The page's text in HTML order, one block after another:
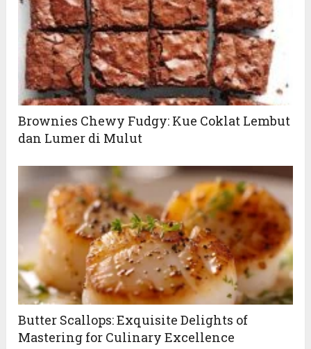
Brownies Chewy Fudgy: Kue Coklat Lembut
dan Lumer di Mulut
Butter Scallops: Exquisite Delights of
Mastering for Culinary Excellence